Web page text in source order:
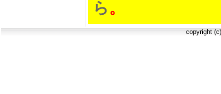
ら。
copyright